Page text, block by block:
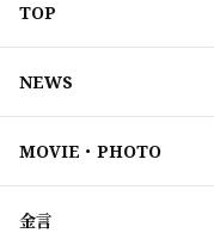
TOP
NEWS
MOVIE・PHOTO
金言